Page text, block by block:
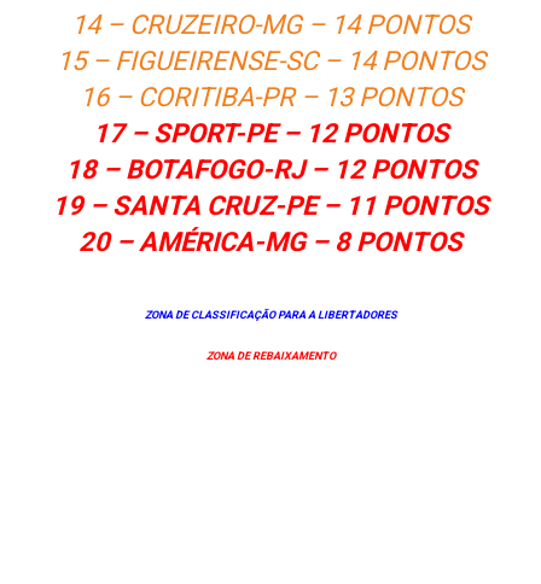
14 – CRUZEIRO-MG – 14 PONTOS
15 – FIGUEIRENSE-SC – 14 PONTOS
16 – CORITIBA-PR – 13 PONTOS
17 – SPORT-PE – 12 PONTOS
18 – BOTAFOGO-RJ – 12 PONTOS
19 – SANTA CRUZ-PE – 11 PONTOS
20 – AMÉRICA-MG – 8 PONTOS
ZONA DE CLASSIFICAÇÃO PARA A LIBERTADORES
ZONA DE REBAIXAMENTO